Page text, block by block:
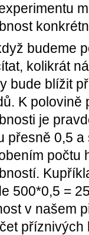
budeme
kolikrát
bude blížit
K polovině
je
přesně 0,5
počtu
500*0,5 =
v našem
příznivých